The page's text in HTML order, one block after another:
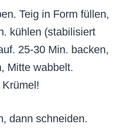
zäh – kurz halten.
Zahnstocher-Test.
Mandeln für
Kühlen nicht